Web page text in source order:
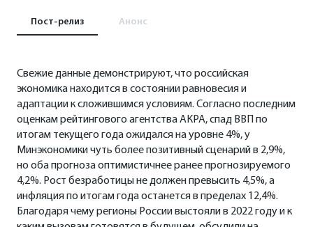
Пост-релиз Анонс
Свежие данные демонстрируют, что российская
экономика находится в состоянии равновесия и
адаптации к сложившимся условиям. Согласно последним
оценкам рейтингового агентства АКРА, спад ВВП по
итогам текущего года ожидался на уровне 4%, у
Минэкономики чуть более позитивный сценарий в 2,9%,
но оба прогноза оптимистичнее ранее прогнозируемого
4,2%. Рост безработицы не должен превысить 4,5%, а
инфляция по итогам года останется в пределах 12,4%.
Благодаря чему регионы России выстояли в 2022 году и к